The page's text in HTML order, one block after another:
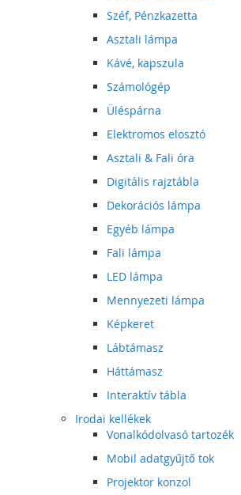
Széf, Pénzkazetta
Asztali lámpa
Kávé, kapszula
Számológép
Üléspárna
Elektromos elosztó
Asztali & Fali óra
Digitális rajztábla
Dekorációs lámpa
Egyéb lámpa
Fali lámpa
LED lámpa
Mennyezeti lámpa
Képkeret
Lábtámasz
Háttámasz
Interaktív tábla
Irodai kellékek
Vonalkódolvasó tartozék
Mobil adatgyűjtő tok
Projektor konzol